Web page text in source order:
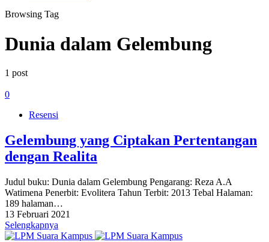
Browsing Tag
Dunia dalam Gelembung
1 post
0
Resensi
Gelembung yang Ciptakan Pertentangan
dengan Realita
Judul buku: Dunia dalam Gelembung Pengarang: Reza A.A
Watimena Penerbit: Evolitera Tahun Terbit: 2013 Tebal Halaman:
189 halaman…
13 Februari 2021
Selengkapnya